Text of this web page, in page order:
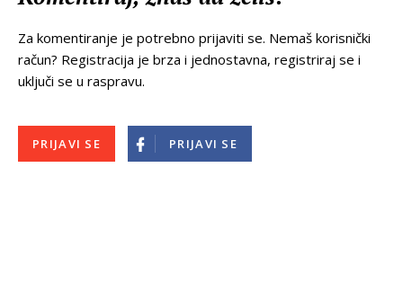
Za komentiranje je potrebno prijaviti se. Nemaš korisnički
račun? Registracija je brza i jednostavna, registriraj se i
uključi se u raspravu.
PRIJAVI SE PRIJAVI SE